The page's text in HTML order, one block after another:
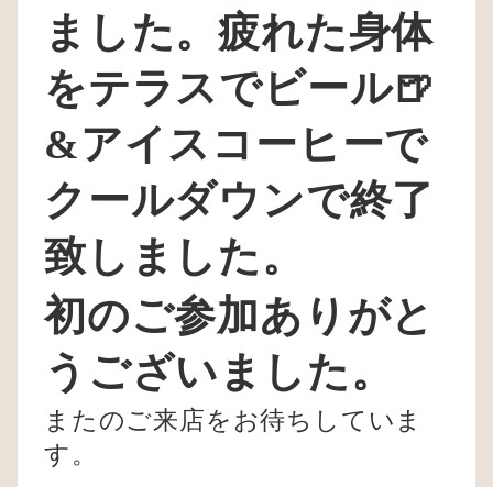
ました。疲れた身体
をテラスでビール🍺
&アイスコーヒーで
クールダウンで終了
致しました。
初のご参加ありがと
うございました。
またのご来店をお待ちしていま
す。